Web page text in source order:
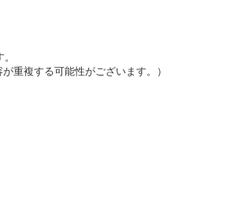
重複する可能性がございます。）